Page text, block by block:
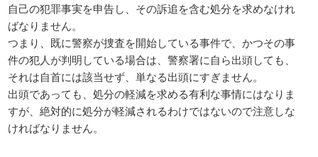
自己の犯罪事実を申告し、その訴追を含む処分を求めなけれ
ばなりません。
つまり、既に警察が捜査を開始している事件で、かつその事
件の犯人が判明している場合は、警察署に自ら出頭しても、
それは自首には該当せず、単なる出頭にすぎません。
出頭であっても、処分の軽減を求める有利な事情にはなりま
すが、絶対的に処分が軽減されるわけではないので注意しな
ければなりません。